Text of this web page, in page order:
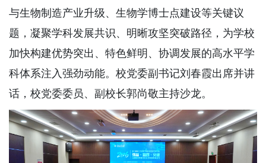
与生物制造产业升级、生物学博士点建设等关键议
题，凝聚学科发展共识、明晰攻坚突破路径，为学校
加快构建优势突出、特色鲜明、协调发展的高水平学
科体系注入强劲动能。校党委副书记刘春霞出席并讲
话，校党委委员、副校长郭尚敬主持沙龙。